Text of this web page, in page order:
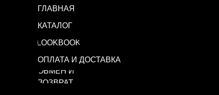
ГЛАВНАЯ
КАТАЛОГ
LOOKBOOK
ОБМЕН И
ВОЗВРАТ
ОПЛАТА И ДОСТАВКА